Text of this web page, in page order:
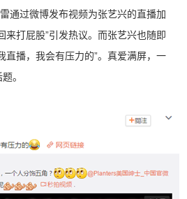
通过微博发布视频为张艺兴的直播加
来打屁股”引发热议。而张艺兴也随即
直播，我会有压力的”。真爱满屏，一
。